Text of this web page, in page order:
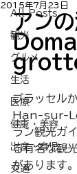
All Posts
観光
グルメ
生活
医療
健康・美容
出産・育児
交通
2015年7月23日
アン
ブラッセル
Han-sur-
ラン観光ガ
る有名な観
があります。